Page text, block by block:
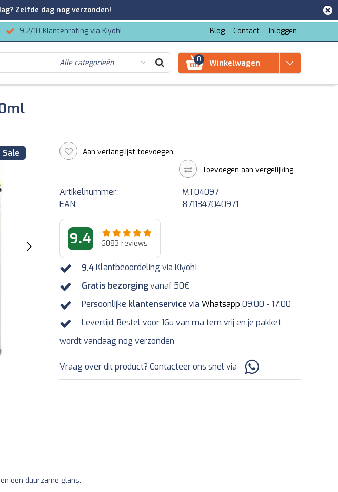
9.2/10 Klantenrating via Kiyoh! Blog Contact Inloggen
0 Winkelwagen
Sale
Aan verlanglijst toevoegen
Toevoegen aan vergelijking
Artikelnummer:
MT04097
EAN:
8711347040971
9.4 6083 reviews
9.4Klantbeoordeling via Kiyoh!
Gratis bezorgingvanaf 50€
Persoonlijke klantenservice via Whatsapp 09:00 - 17:00
Levertijd: Bestel voor 16u van ma tem vrij en je pakket
wordt vandaag nog verzonden
Vraag over dit product? Contacteer ons snel via
een duurzame glans.
Zelfde dag nog verzonden!